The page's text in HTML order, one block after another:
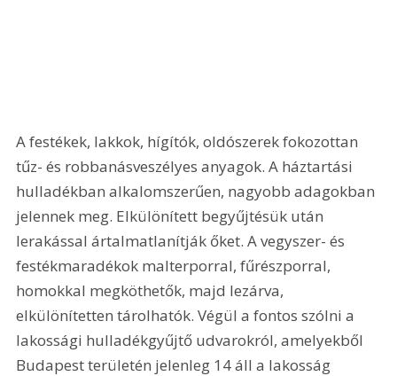
A festékek, lakkok, hígítók, oldószerek fokozottan
tűz- és robbanásveszélyes anyagok. A háztartási
hulladékban alkalomszerűen, nagyobb adagokban
jelennek meg. Elkülönített begyűjtésük után
lerakással ártalmatlanítják őket. A vegyszer- és
festékmaradékok malterporral, fűrészporral,
homokkal megköthetők, majd lezárva,
elkülönítetten tárolhatók. Végül a fontos szólni a
lakossági hulladékgyűjtő udvarokról, amelyekből
Budapest területén jelenleg 14 áll a lakosság